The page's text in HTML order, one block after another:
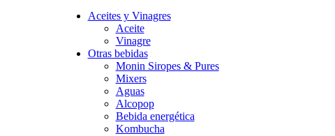
Aceites y Vinagres
Aceite
Vinagre
Otras bebidas
Monin Siropes & Pures
Mixers
Aguas
Alcopop
Bebida energética
Kombucha